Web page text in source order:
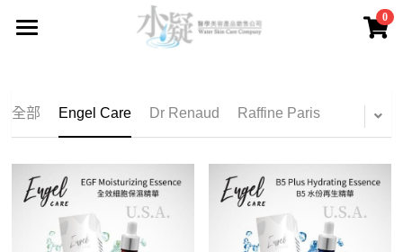
0
Engel Care
Dr Renaud
送貨及付款方法
購物保證
全部 Engel Care Dr Renaud Raffine Paris
×
商品分類